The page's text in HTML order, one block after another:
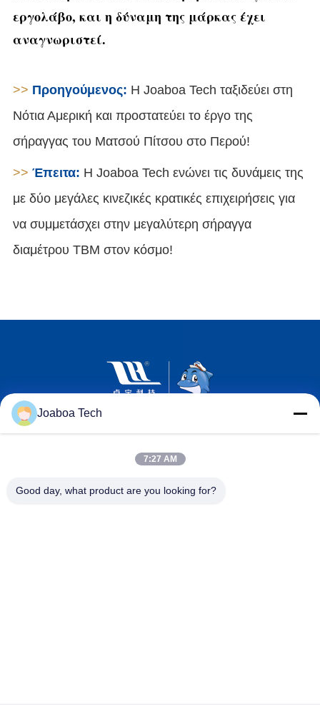
εργολάβο, και η δύναμη της μάρκας έχει
αναγνωριστεί.
>> Προηγούμενος: Η Joaboa Tech ταξιδεύει στη
Νότια Αμερική και προστατεύει το έργο της
σήραγγας του Ματσού Πίτσου στο Περού!
>> Έπειτα: Η Joaboa Tech ενώνει τις δυνάμεις της
με δύο μεγάλες κινεζικές κρατικές επιχειρήσεις για
να συμμετάσχει στην μεγαλύτερη σήραγγα
διαμέτρου TBM στον κόσμο!
Joaboa Tech
7:27 AM
Good day, what product are you looking for?